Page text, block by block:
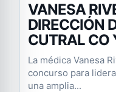
VANESA
DIRECCIÓN
CUTRAL CO
La médica Vanesa
concurso para
una amplia...